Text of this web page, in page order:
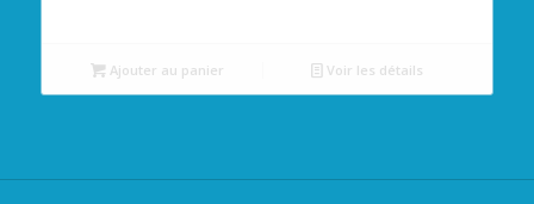
Ajouter au panier Voir les détails